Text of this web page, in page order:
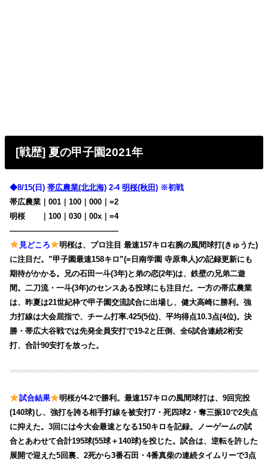
[戦歴] 夏の甲子園2021年
◆8/15(日)帯広農業(北北海) 2-4 明桜(秋田) ※初戦
帯広農業｜001｜100｜000｜=2
明桜・・
｜100｜030｜00x｜=4
——————————————
見どころ
明桜は、プロ注目 最速157キロ右腕の風間球打(きゅうた)
に注目だ。”甲子園最速158キロ”(=日南学園 寺原隼人)の記録更新にも
期待がかかる。兄の石田一斗(3年)と弟の恋(2年)は、鉄壁の兄弟二遊
間。二刀流・一斗(3年)のセンスある投球にも注目だ。一方の帯広農業
は、昨夏は21世紀枠で甲子園交流試合に出場し、健大高崎に勝利。強
力打線は大会屈指で、チーム打率.425(5位)、平均得点10.3点(4位)。決
勝・帯広大谷戦では先発全員安打で19-2と圧倒、全6試合連続2桁安
打、合計90安打を放った。
試合結果
明桜が4-2で勝利。最速157キロの風間球打は、9回完投
(140球)し、強打を誇る相手打線を被安打7・死四球2・奪三振10で2失点
に抑えた。3回には今大会最速となる150キロを記録。ノーゲームの試
合とあわせて合計195球(55球＋140球)を投じた。試合は、逆転を許した
展開で迎えた5回裏、2死から3番石田・4番真柴の連続タイムリーで3点